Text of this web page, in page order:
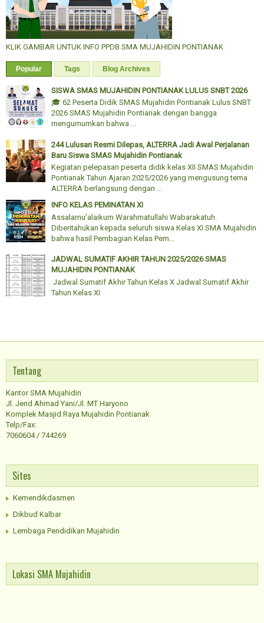
KLIK GAMBAR UNTUK INFO PPDB SMA MUJAHIDIN PONTIANAK
Popular Tags Blog Archives
SISWA SMAS MUJAHIDIN PONTIANAK LULUS SNBT 2026
🎓 62 Peserta Didik SMAS Mujahidin Pontianak Lulus SNBT
2026 SMAS Mujahidin Pontianak dengan bangga
mengumumkan bahwa ...
244 Lulusan Resmi Dilepas, ALTERRA Jadi Awal Perjalanan
Baru Siswa SMAS Mujahidin Pontianak
Kegiatan pelepasan peserta didik kelas XII SMAS Mujahidin
Pontianak Tahun Ajaran 2025/2026 yang mengusung tema
ALTERRA berlangsung dengan ...
INFO KELAS PEMINATAN XI
Assalamu'alaikum Warahmatullahi Wabarakatuh.
Diberitahukan kepada seluruh siswa Kelas XI SMA Mujahidin
bahwa hasil Pembagian Kelas Pem...
JADWAL SUMATIF AKHIR TAHUN 2025/2026 SMAS
MUJAHIDIN PONTIANAK
Jadwal Sumatif Akhir Tahun Kelas X Jadwal Sumatif Akhir
Tahun Kelas XI
Tentang
Kantor SMA Mujahidin
Jl. Jend Ahmad Yani/Jl. MT Haryono
Komplek Masjid Raya Mujahidin Pontianak
Telp/Fax:
7060604 / 744269
Sites
Kemendikdasmen
Dikbud Kalbar
Lembaga Pendidikan Mujahidin
Lokasi SMA Mujahidin